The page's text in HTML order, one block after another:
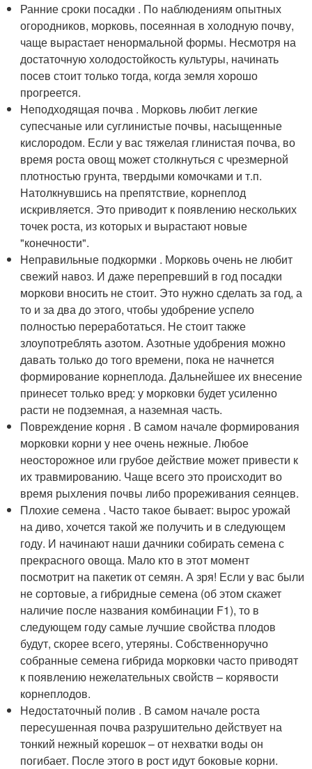
Ранние сроки посадки . По наблюдениям опытных
огородников, морковь, посеянная в холодную почву,
чаще вырастает ненормальной формы. Несмотря на
достаточную холодостойкость культуры, начинать
посев стоит только тогда, когда земля хорошо
прогреется.
Неподходящая почва . Морковь любит легкие
супесчаные или суглинистые почвы, насыщенные
кислородом. Если у вас тяжелая глинистая почва, во
время роста овощ может столкнуться с чрезмерной
плотностью грунта, твердыми комочками и т.п.
Натолкнувшись на препятствие, корнеплод
искривляется. Это приводит к появлению нескольких
точек роста, из которых и вырастают новые
"конечности".
Неправильные подкормки . Морковь очень не любит
свежий навоз. И даже перепревший в год посадки
моркови вносить не стоит. Это нужно сделать за год, а
то и за два до этого, чтобы удобрение успело
полностью переработаться. Не стоит также
злоупотреблять азотом. Азотные удобрения можно
давать только до того времени, пока не начнется
формирование корнеплода. Дальнейшее их внесение
принесет только вред: у морковки будет усиленно
расти не подземная, а наземная часть.
Повреждение корня . В самом начале формирования
морковки корни у нее очень нежные. Любое
неосторожное или грубое действие может привести к
их травмированию. Чаще всего это происходит во
время рыхления почвы либо прореживания сеянцев.
Плохие семена . Часто такое бывает: вырос урожай
на диво, хочется такой же получить и в следующем
году. И начинают наши дачники собирать семена с
прекрасного овоща. Мало кто в этот момент
посмотрит на пакетик от семян. А зря! Если у вас были
не сортовые, а гибридные семена (об этом скажет
наличие после названия комбинации F1), то в
следующем году самые лучшие свойства плодов
будут, скорее всего, утеряны. Собственноручно
собранные семена гибрида морковки часто приводят
к появлению нежелательных свойств – корявости
корнеплодов.
Недостаточный полив . В самом начале роста
пересушенная почва разрушительно действует на
тонкий нежный корешок – от нехватки воды он
погибает. После этого в рост идут боковые корни.